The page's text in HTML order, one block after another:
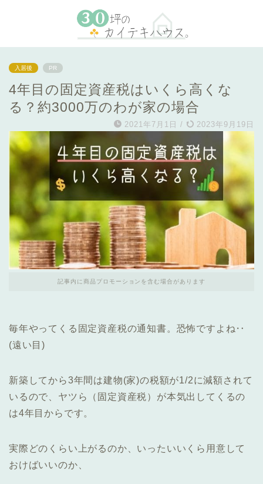
入居後 PR
4年目の固定資産税はいくら高くな
る？約3000万のわが家の場合
2021年7月1日 / 2023年9月19日
記事内に商品プロモーションを含む場合があります
毎年やってくる固定資産税の通知書。恐怖ですよね‥
(遠い目)
新築してから3年間は建物(家)の税額が1/2に減額されて
いるので、ヤツら（固定資産税）が本気出してくるの
は4年目からです。
実際どのくらい上がるのか、いったいいくら用意して
おけばいいのか、